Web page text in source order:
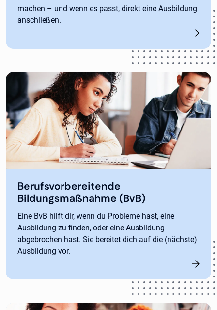
machen – und wenn es passt, direkt eine Ausbildung
anschließen.
Berufsvorbereitende
Bildungsmaßnahme (BvB)
Eine BvB hilft dir, wenn du Probleme hast, eine
Ausbildung zu finden, oder eine Ausbildung
abgebrochen hast. Sie bereitet dich auf die (nächste)
Ausbildung vor.